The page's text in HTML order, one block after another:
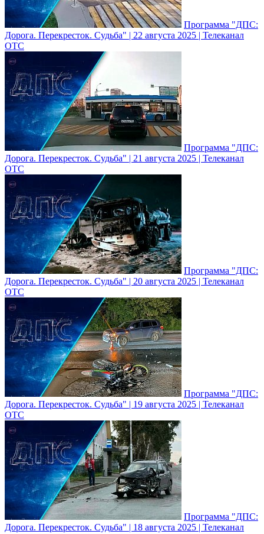
Программа "ДПС:
Дорога. Перекресток. Судьба" | 22 августа 2025 | Телеканал
ОТС
Программа "ДПС:
Дорога. Перекресток. Судьба" | 21 августа 2025 | Телеканал
ОТС
Программа "ДПС:
Дорога. Перекресток. Судьба" | 20 августа 2025 | Телеканал
ОТС
Программа "ДПС:
Дорога. Перекресток. Судьба" | 19 августа 2025 | Телеканал
ОТС
Программа "ДПС:
Дорога. Перекресток. Судьба" | 18 августа 2025 | Телеканал